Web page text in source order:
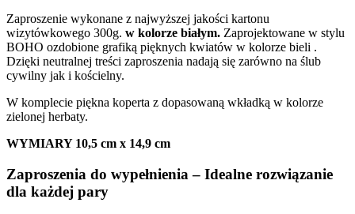
Zaproszenie wykonane z najwyższej jakości kartonu
wizytówkowego 300g. w kolorze białym. Zaprojektowane w stylu
BOHO ozdobione grafiką pięknych kwiatów w kolorze bieli .
Dzięki neutralnej treści zaproszenia nadają się zarówno na ślub
cywilny jak i kościelny.
W komplecie piękna koperta z dopasowaną wkładką w kolorze
zielonej herbaty.
WYMIARY 10,5 cm x 14,9 cm
Zaproszenia do wypełnienia – Idealne rozwiązanie
dla każdej pary